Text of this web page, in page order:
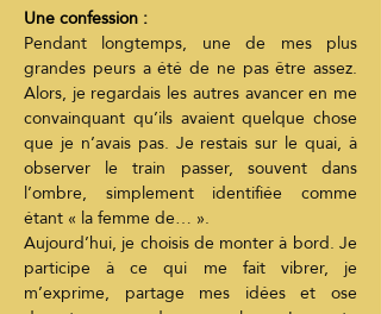
Une confession :
Pendant longtemps, une de mes plus
grandes peurs a été de ne pas être assez.
Alors, je regardais les autres avancer en me
convainquant qu’ils avaient quelque chose
que je n’avais pas. Je restais sur le quai, à
observer le train passer, souvent dans
l’ombre, simplement identifiée comme
étant « la femme de… ».
Aujourd’hui, je choisis de monter à bord. Je
participe à ce qui me fait vibrer, je
m’exprime, partage mes idées et ose